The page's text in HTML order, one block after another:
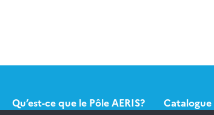
Qu’est-ce que le Pôle AERIS? Catalogue